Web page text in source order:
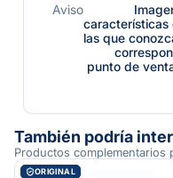
Aviso
características
las que
punto de
También podría
Productos complementarios
ORIGINAL